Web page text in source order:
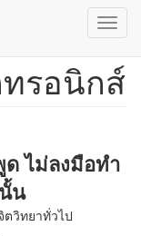
รอนิกส์
ไม่ลงมือทำ
น
วิทยาทั่วไป